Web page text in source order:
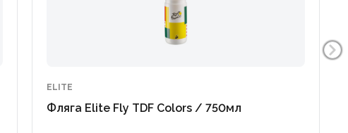
ELITE
Фляга Elite Fly TDF Colors / 750мл